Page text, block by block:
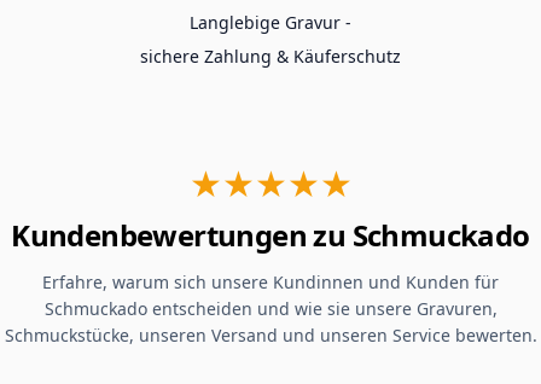
Langlebige Gravur -
sichere Zahlung & Käuferschutz
★★★★★
Kundenbewertungen zu Schmuckado
Erfahre, warum sich unsere Kundinnen und Kunden für
Schmuckado entscheiden und wie sie unsere Gravuren,
Schmuckstücke, unseren Versand und unseren Service bewerten.